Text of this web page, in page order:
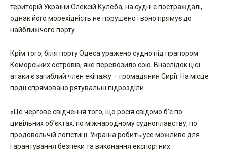
територій України Олексій Кулеба, на судні є постраждалі,
однак його морехідність не порушено і воно прямує до
найближчого порту.
Крім того, біля порту Одеса уражено судно під прапором
Коморських островів, яке перевозило сою. Внаслідок цієї
атаки є загиблий член екіпажу – громадянин Сирії. На місце
події спрямовано рятувальні підрозділи.
«Це чергове свідчення того, що росія свідомо б’є по
цивільних об’єктах, по міжнародному судноплавству, по
продовольчій логістиці. Україна робить усе можливе для
гарантування безпеки та виконання експортних